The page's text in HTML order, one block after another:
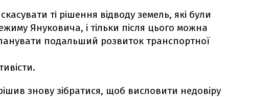
ті рішення відводу земель, які були
Януковича, і тільки після цього можна
подальший розвиток транспортної
знову зібратися, щоб висловити недовіру